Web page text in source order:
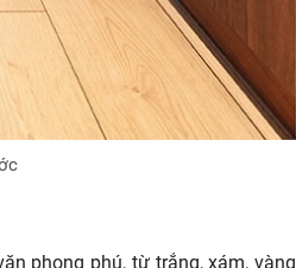
phong phú, từ trắng, xám, vàng